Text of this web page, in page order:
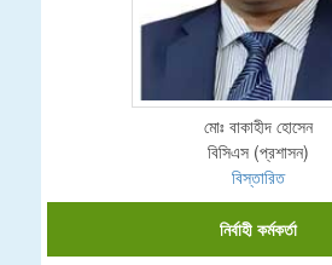
মোঃ বাকাহীদ হোসেন
বিসিএস (প্রশাসন)
বিস্তারিত
নির্বাহী কর্মকর্তা